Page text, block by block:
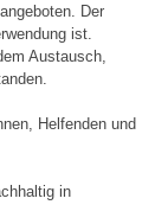
Der
ist.
Austausch,
Helfenden und
in